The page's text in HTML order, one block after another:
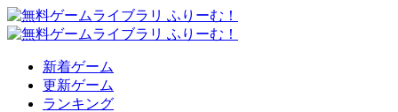
新着ゲーム
更新ゲーム
ランキング